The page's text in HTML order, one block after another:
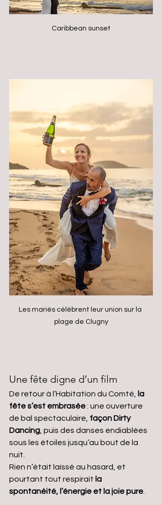
Caribbean sunset
Les mariés célèbrent leur union sur la
plage de Clugny
Une fête digne d’un film
De retour à l’Habitation du Comté,
la
fête s’est embrasée : une ouverture
de bal spectaculaire, façon Dirty
Dancing , puis des danses endiablées
sous les étoiles jusqu’au bout de la
nuit.
Rien n’était laissé au hasard, et
pourtant tout respirait la
spontanéité, l’énergie et la joie pure